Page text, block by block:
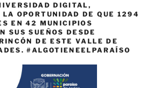
DIGITAL,
OPORTUNIDAD DE QUE 1294
EN 42 MUNICIPIOS
SUS SUEÑOS DESDE
DE ESTE VALLE DE
#ALGOTIENEELPARAÍSO